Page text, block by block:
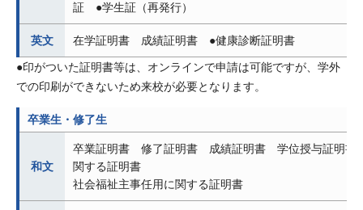
証 ●学生証（再発行）
英文 在学証明書 成績証明書 ●健康診断証明書
●印がついた証明書等は、オンラインで申請は可能ですが、学外
での印刷ができないため来校が必要となります。
卒業生・修了生
和文
卒業証明書 修了証明書 成績証明書 学位授与証明
関する証明書
社会福祉主事任用に関する証明書